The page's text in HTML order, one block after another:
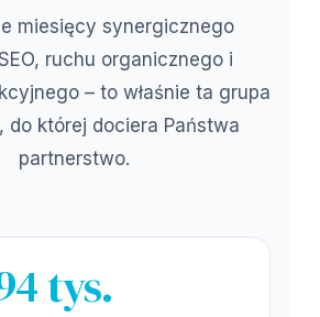
miesięcy synergicznego
ruchu organicznego i
– to właśnie ta grupa
do której dociera Państwa
partnerstwo.
tys.